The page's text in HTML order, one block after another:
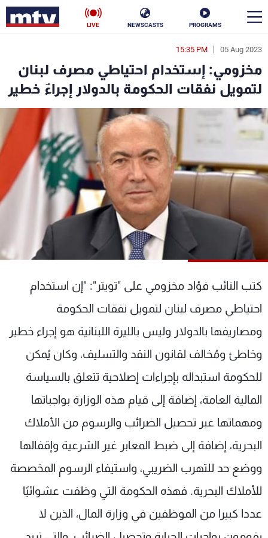
PROGRAMS
NEWSCASTS
LIVE
05 Aug 2023
15:35 PM
مخزومي: إستخدام احتياطي مصرف لبنان
لتمويل نفقات الحكومة بالدولار إجراءٌ خطير
كتب النائب فؤاد مخزومي على "تويتر": "إن استخدام
احتياطي مصرف لبنان لتمويل نفقات الحكومة
ومصاريفها بالدولار وليس بالليرة اللبنانية هو إجراء خطير
وخاطئ ومُخالف لقانون النقد والتسليف، وكان يُمكن
للحكومة استبداله بإجراءات إصلاحية تتعلق بالسياسة
المالية العامة، إضافة إلى قيام هذه الوزارة بواجباتها
ومهماتها عبر تحصيل الضرائب والرسوم من الأملاك
البحرية، إضافة إلى ضبط المعابر غير الشرعية وإقفالها
ووضع حد للتهرب الضريبي، واستيفاء الرسوم المخصصة
للأملاك البحرية. فهذه الحكومة التي وظفت عشوائيًا
عددا كبيرا من الموظفين في وزارة المال، الذين لا
en
الأخبار
سياسة ناس
إقتصاد فن
منوعات رياضة
كأس العالم
البرامج
جدول البرامج
شاهد البرامج
عن MTV
الإنـتـاج
لاعلاناتكم
وظائف
تواصل معنا
شروط الإسـتخدام
سياسة الخصوصية